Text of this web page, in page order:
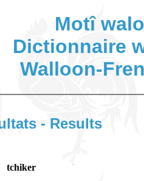
Motî
Dictionnaire
Walloon-
- Results
tchiker